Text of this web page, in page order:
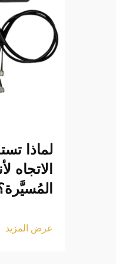
لماذا
الاتجاه
عرض المزيد